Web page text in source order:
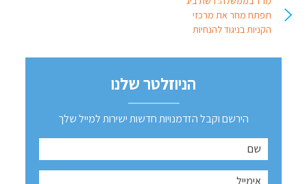
תפתח מחר את מרכזי
הקניות בניגוד להנחיות
הניוזלטר שלנו
הירשם וקבל הזדמנויות חדשות ישירות למייל שלך